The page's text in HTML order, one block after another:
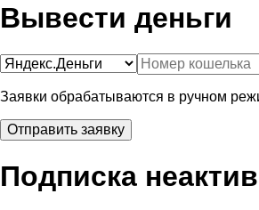
Вывести деньги
Заявки обрабатываются в ручном
Подписка